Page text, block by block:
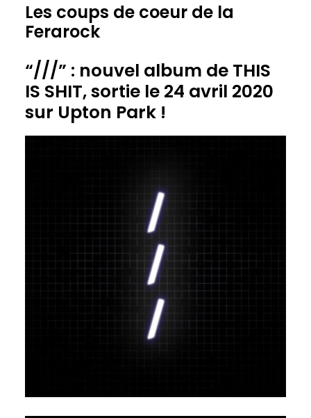
Les coups de coeur de la
Ferarock
“///” : nouvel album de THIS
IS SHIT, sortie le 24 avril 2020
sur Upton Park !